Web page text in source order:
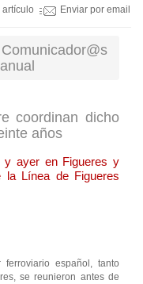
artículo Enviar por email
coordinan dicho
años
y ayer en Figueres y
la Línea de Figueres
español, tanto
se reunieron antes de